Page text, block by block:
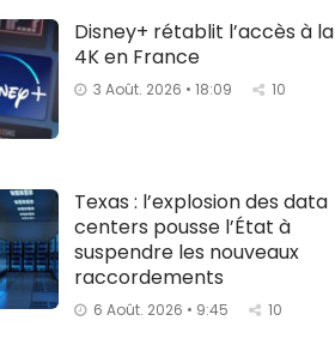
Disney+ rétablit l’accès à la
4K en France
3 Août. 2026 • 18:09 10
Texas : l’explosion des data
centers pousse l’État à
suspendre les nouveaux
raccordements
6 Août. 2026 • 9:45 10